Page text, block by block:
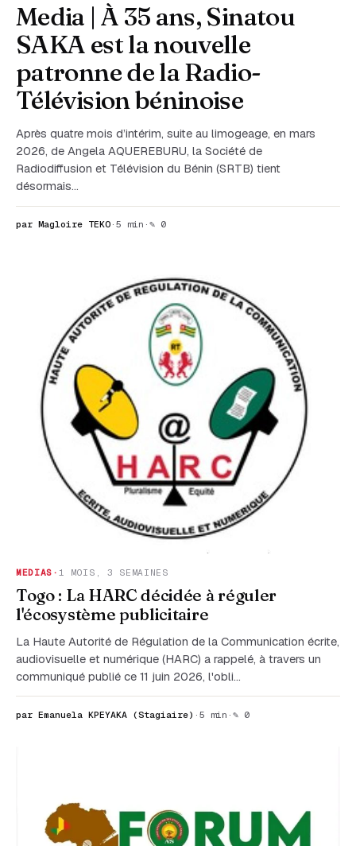
Media | À 35 ans, Sinatou
SAKA est la nouvelle
patronne de la Radio-
Télévision béninoise
Après quatre mois d’intérim, suite au limogeage, en mars
2026, de Angela AQUEREBURU, la Société de
Radiodiffusion et Télévision du Bénin (SRTB) tient
désormais…
par Magloire TEKO · 5 min · ✎ 0
MEDIAS · 1 MOIS, 3 SEMAINES
Togo : La HARC décidée à réguler
l'écosystème publicitaire
La Haute Autorité de Régulation de la Communication écrite,
audiovisuelle et numérique (HARC) a rappelé, à travers un
communiqué publié ce 11 juin 2026, l'obli…
par Emanuela KPEYAKA (Stagiaire) · 5 min · ✎ 0